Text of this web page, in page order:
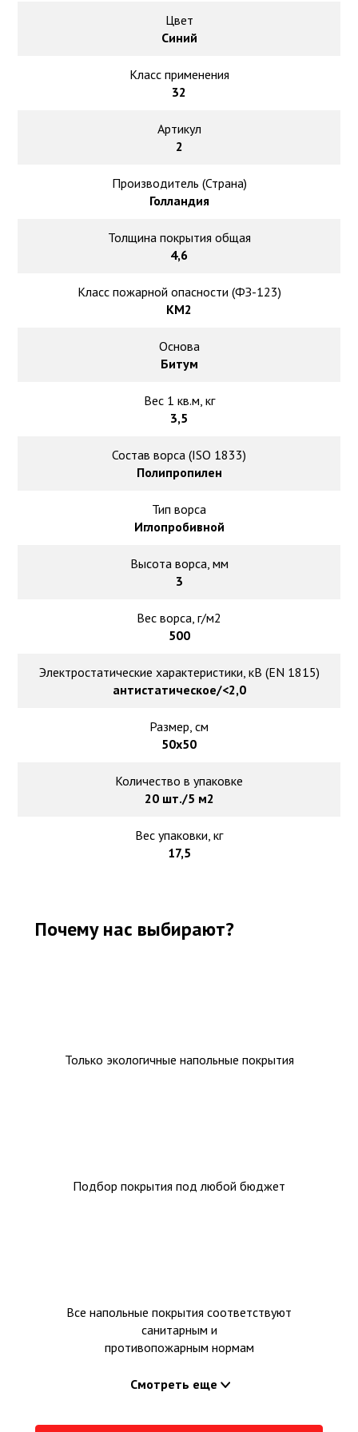
Ковролин под теплый пол
Цвет
Синий
Класс применения
32
Артикул
2
Производитель (Страна)
Голландия
Толщина покрытия общая
4,6
Класс пожарной опасности (ФЗ-123)
КМ2
Основа
Битум
Вес 1 кв.м, кг
3,5
Состав ворса (ISO 1833)
Полипропилен
Тип ворса
Иглопробивной
Высота ворса, мм
3
Вес ворса, г/м2
500
Электростатические характеристики, кВ (EN 1815)
антистатическое/<2,0
Размер, см
50х50
Количество в упаковке
20 шт./5 м2
Вес упаковки, кг
17,5
Почему нас выбирают?
Только экологичные напольные покрытия
Подбор покрытия под любой бюджет
Все напольные покрытия соответствуют
санитарным и
противопожарным нормам
Смотреть еще